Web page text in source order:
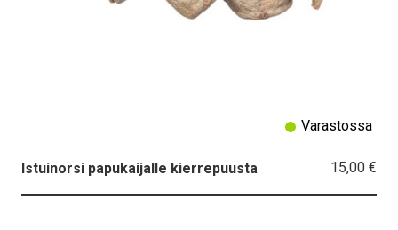
Istuinorsi papukaijalle kierrepuusta 15,00 €
Varastossa